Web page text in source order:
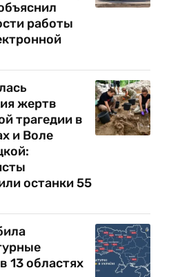
работы
жертв
трагедии в
и Воле
останки 55
13 областях